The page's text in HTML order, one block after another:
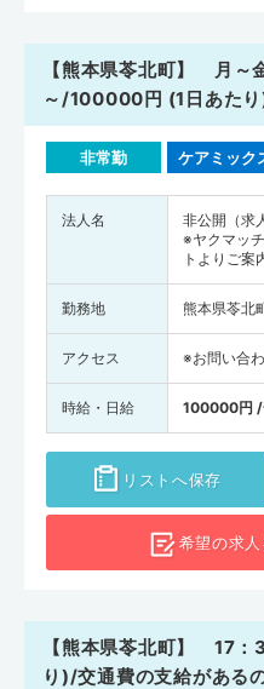
【熊本県苓北町】 月
～/100000円 (1日あた
非常勤 ケアミック
法人名
非公開（求
※ヤクマッ
トよりご案
勤務地 熊本県苓北
アクセス ※お問い合
時給・日給 100000円 /
リストへ保存
希望の求人
【熊本県苓北町】 17
り)/交通費の支給がある